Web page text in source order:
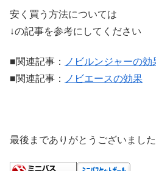
安く買う方法については
↓の記事を参考にしてください
■関連記事：
ノビルンジャーの効
■関連記事：
ノビエースの効果
最後までありがとうございました